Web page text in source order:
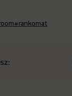
#rankomat